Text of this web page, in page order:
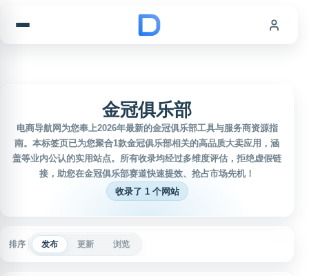
金冠俱乐部
电商导航网为您奉上2026年最新的金冠俱乐部工具与服务商资源指
南。本标签页已为您聚合1款金冠俱乐部相关的高品质大卖应用，涵
盖等业内公认的实用站点。所有收录均经过多维度评估，拒绝虚假链
接，助您在金冠俱乐部赛道快速提效、抢占市场先机！
收录了 1 个网站
排序 发布 更新 浏览